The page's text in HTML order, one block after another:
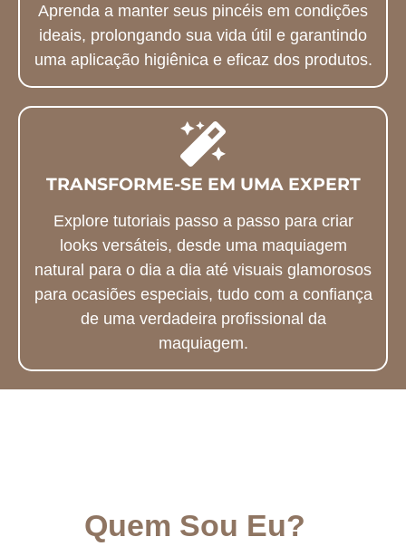
Aprenda a manter seus pincéis em condições
ideais, prolongando sua vida útil e garantindo
uma aplicação higiênica e eficaz dos produtos.
TRANSFORME-SE EM UMA EXPERT
Explore tutoriais passo a passo para criar
looks versáteis, desde uma maquiagem
natural para o dia a dia até visuais glamorosos
para ocasiões especiais, tudo com a confiança
de uma verdadeira profissional da
maquiagem.
Quem Sou Eu?